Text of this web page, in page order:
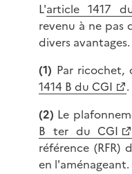
L'article 1417
revenu à ne pas
divers avantages.
(1) Par ricochet,
1414 B du CGI
.
(2) Le
B ter du CGI
référence (RFR)
en l'aménageant.